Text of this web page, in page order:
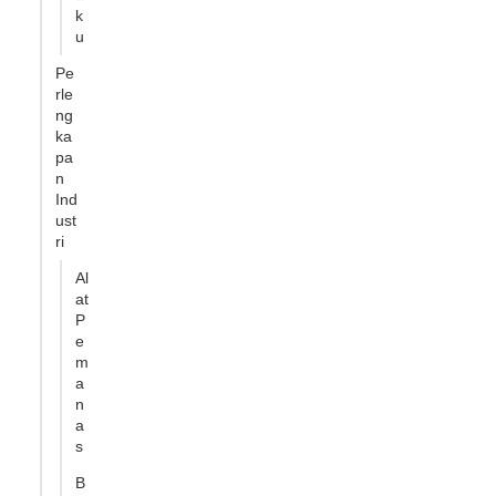
k
u
Pe
rle
ng
ka
pa
n
Ind
ust
ri
Al
at
P
e
m
a
n
a
s
B